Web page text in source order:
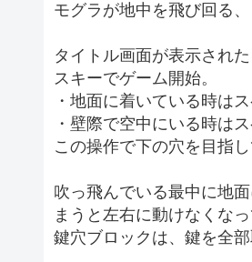
モグラが地中を飛び回る
タイトル画面が表示され
スキーでゲーム開始。
・地面に着いている時は
・壁際で空中にいる時は
この操作で下の穴を目指し
吹っ飛んでいる最中に地
まうと左右に動けなくな
鍵穴ブロックは、鍵を全